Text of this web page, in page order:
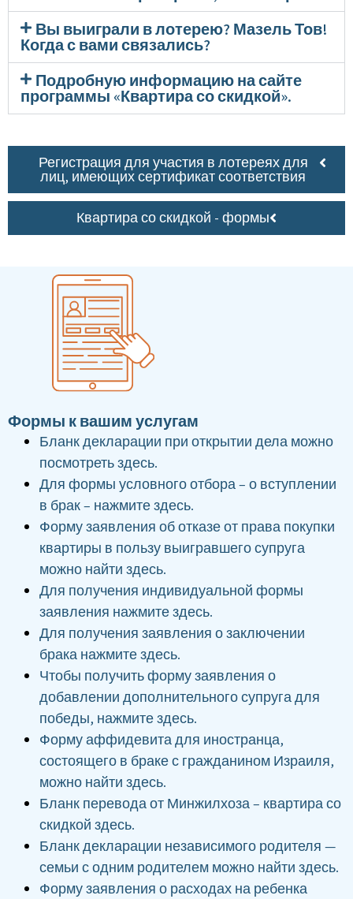
Вы выиграли в лотерею? Мазель Тов!
Когда с вами связались?
Подробную информацию на сайте
программы «Квартира со скидкой».
Регистрация для участия в лотереях для
лиц, имеющих сертификат соответствия
Квартира со скидкой - формы
Формы к вашим услугам
Бланк декларации при открытии дела можно
посмотреть здесь.
Для формы условного отбора – о вступлении
в брак – нажмите здесь.
Форму заявления об отказе от права покупки
квартиры в пользу выигравшего супруга
можно найти здесь.
Для получения индивидуальной формы
заявления нажмите здесь.
Для получения заявления о заключении
брака нажмите здесь.
Чтобы получить форму заявления о
добавлении дополнительного супруга для
победы, нажмите здесь.
Форму аффидевита для иностранца,
состоящего в браке с гражданином Израиля,
можно найти здесь.
Бланк перевода от Минжилхоза – квартира со
скидкой здесь.
Бланк декларации независимого родителя —
семьи с одним родителем можно найти здесь.
Форму заявления о расходах на ребенка